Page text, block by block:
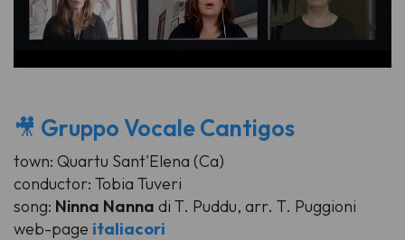
🎥 Gruppo Vocale Cantigos
town: Quartu Sant'Elena (Ca)
conductor: Tobia Tuveri
song: Ninna Nanna di T. Puddu, arr. T. Puggioni
web-page italiacori